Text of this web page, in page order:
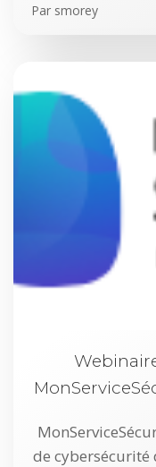
Par smorey
de cybersécurité